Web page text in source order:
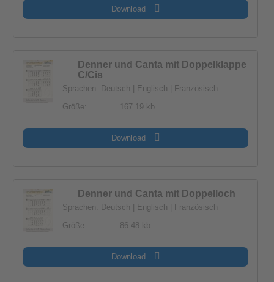
Download
Denner und Canta mit Doppelklappe
C/Cis
Sprachen: Deutsch | Englisch | Französisch
Größe:
167.19 kb
Download
Denner und Canta mit Doppelloch
Sprachen: Deutsch | Englisch | Französisch
Größe:
86.48 kb
Download